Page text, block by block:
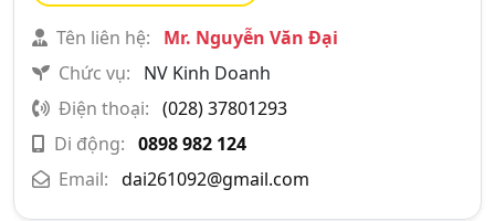
Tên liên hệ:
Mr. Nguyễn Văn Đại
Chức vụ:
NV Kinh Doanh
Điện thoại: (028) 37801293
Di động: 0898 982 124
Email: dai261092@gmail.com